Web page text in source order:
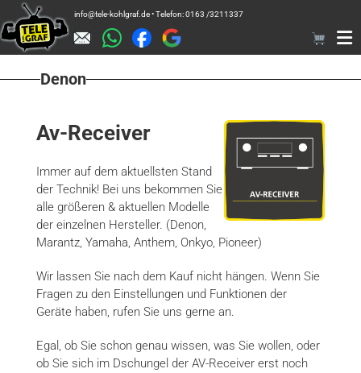
Zum
Inhalt
springen
info@tele-kohlgraf.de • Telefon: 0163 /3211337
Denon
Av-Receiver
Immer auf dem aktuellsten Stand
der Technik! Bei uns bekommen Sie
alle größeren & aktuellen Modelle
der einzelnen Hersteller. (Denon,
Marantz, Yamaha, Anthem, Onkyo, Pioneer)
Wir lassen Sie nach dem Kauf nicht hängen. Wenn Sie
Fragen zu den Einstellungen und Funktionen der
Geräte haben, rufen Sie uns gerne an.
Egal, ob Sie schon genau wissen, was Sie wollen, oder
ob Sie sich im Dschungel der AV-Receiver erst noch